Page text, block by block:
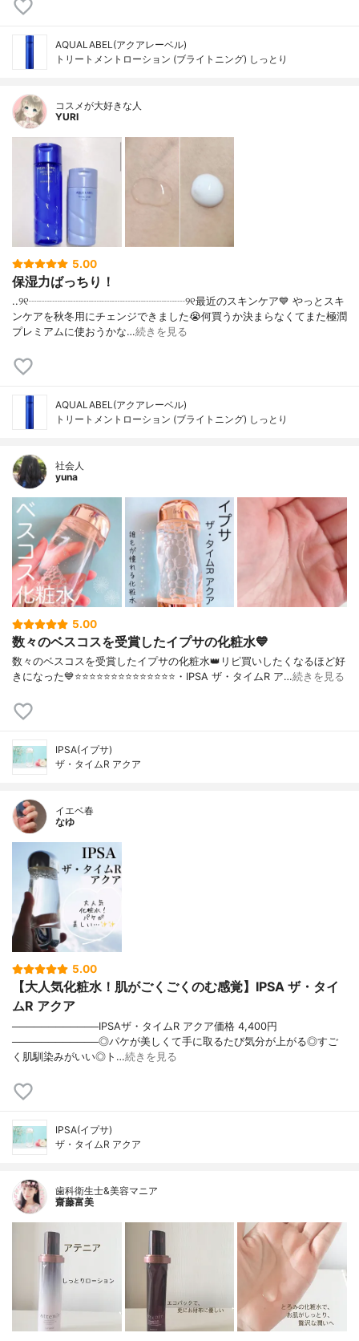
AQUALABEL(アクアレーベル)
トリートメントローション (ブライトニング) しっとり
コスメが大好きな人
YURI
5.00
保湿力ばっちり！
..୨୧┈┈┈┈┈┈┈┈┈┈┈┈┈┈┈୨୧最近のスキンケア💙 やっとスキ
ンケアを秋冬用にチェンジできました😭何買うか決まらなくてまた極潤
プレミアムに使おうかな…続きを見る
AQUALABEL(アクアレーベル)
トリートメントローション (ブライトニング) しっとり
社会人
yuna
5.00
数々のベスコスを受賞したイプサの化粧水💙
数々のベスコスを受賞したイプサの化粧水👑リピ買いしたくなるほど好
きになった💙⭐️⭐️⭐️⭐️⭐️⭐️⭐️⭐️⭐️⭐️⭐️⭐️⭐️⭐️・IPSA ザ・タイムR ア…続きを見る
IPSA(イプサ)
ザ・タイムR アクア
イエベ春
なゆ
5.00
【大人気化粧水！肌がごくごくのむ感覚】IPSA ザ・タイ
ムR アクア
────────────IPSAザ・タイムR アクア価格 4,400円
────────────◎パケが美しくて手に取るたび気分が上がる◎すご
く肌馴染みがいい◎ト…続きを見る
IPSA(イプサ)
ザ・タイムR アクア
歯科衛生士&美容マニア
齋藤富美